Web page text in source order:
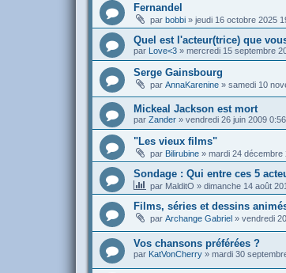
Fernandel
par bobbi » jeudi 16 octobre 2025
Quel est l'acteur(trice) que
par Love<3 » mercredi 15 septembre
Serge Gainsbourg
par AnnaKarenine » samedi 10
Mickeal Jackson est mort
par Zander » vendredi 26 juin 2009 0:56
"Les vieux films"
par Bilirubine » mardi 24 décembre
Sondage : Qui entre ces 5
par MalditO » dimanche 14 août
Films, séries et dessins
par Archange Gabriel » vendredi
Vos chansons préférées ?
par KatVonCherry » mardi 30